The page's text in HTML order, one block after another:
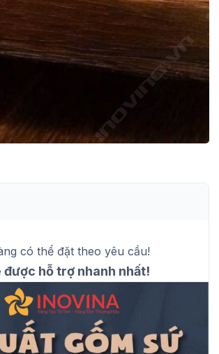
có thể đặt theo yêu cầu!
được hỗ trợ nhanh nhất!